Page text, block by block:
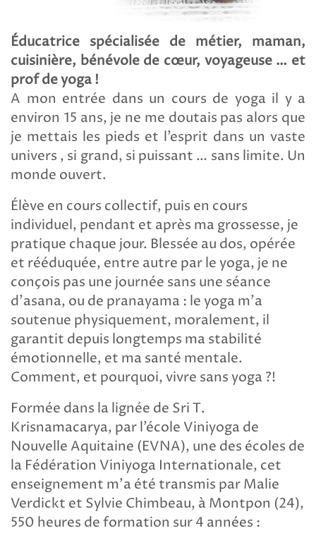
Éducatrice spécialisée de métier, maman,
cuisinière, bénévole de cœur, voyageuse … et
prof de yoga !
A mon entrée dans un cours de yoga il y a
environ 15 ans, je ne me doutais pas alors que
je mettais les pieds et l’esprit dans un vaste
univers , si grand, si puissant … sans limite. Un
monde ouvert.
Élève en cours collectif, puis en cours
individuel, pendant et après ma grossesse, je
pratique chaque jour. Blessée au dos, opérée
et rééduquée, entre autre par le yoga, je ne
conçois pas une journée sans une séance
d’asana, ou de pranayama : le yoga m’a
soutenue physiquement, moralement, il
garantit depuis longtemps ma stabilité
émotionnelle, et ma santé mentale.
Comment, et pourquoi, vivre sans yoga ?!
Formée dans la lignée de Sri T.
Krisnamacarya, par l’école Viniyoga de
Nouvelle Aquitaine (EVNA), une des écoles de
la Fédération Viniyoga Internationale, cet
enseignement m’a été transmis par Malie
Verdickt et Sylvie Chimbeau, à Montpon (24),
550 heures de formation sur 4 années :